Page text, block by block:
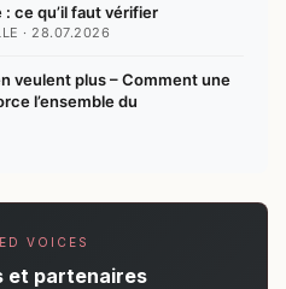
ce qu’il faut vérifier
· 28.07.2026
veulent plus – Comment une
l’ensemble du
VOICES
et partenaires